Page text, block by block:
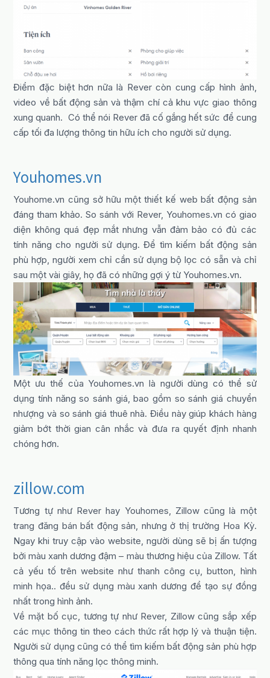
Điểm đặc biệt hơn nữa là Rever còn cung cấp hình ảnh,
video về bất động sản và thậm chí cả khu vực giao thông
xung quanh. Có thể nói Rever đã cố gắng hết sức để cung
cấp tối đa lượng thông tin hữu ích cho người sử dụng.
Youhomes.vn
Youhome.vn cũng sở hữu một thiết kế web bất động sản
đáng tham khảo. So sánh với Rever, Youhomes.vn có giao
diện không quá đẹp mắt nhưng vẫn đảm bảo có đủ các
tính năng cho người sử dụng. Để tìm kiếm bất động sản
phù hợp, người xem chỉ cần sử dụng bộ lọc có sẵn và chỉ
sau một vài giây, họ đã có những gợi ý từ Youhomes.vn.
Một ưu thế của Youhomes.vn là người dùng có thể sử
dụng tính năng so sánh giá, bao gồm so sánh giá chuyển
nhượng và so sánh giá thuê nhà. Điều này giúp khách hàng
giảm bớt thời gian cân nhắc và đưa ra quyết định nhanh
chóng hơn.
zillow.com
Tương tự như Rever hay Youhomes, Zillow cũng là một
trang đăng bán bất động sản, nhưng ở thị trường Hoa Kỳ.
Ngay khi truy cập vào website, người dùng sẽ bị ấn tượng
bởi màu xanh dương đậm – màu thương hiệu của Zillow. Tất
cả yếu tố trên website như thanh công cụ, button, hình
minh họa.. đều sử dụng màu xanh dương để tạo sự đồng
nhất trong hình ảnh.
Về mặt bố cục, tương tự như Rever, Zillow cũng sắp xếp
các mục thông tin theo cách thức rất hợp lý và thuận tiện.
Người sử dụng cũng có thể tìm kiếm bất động sản phù hợp
thông qua tính năng lọc thông minh.